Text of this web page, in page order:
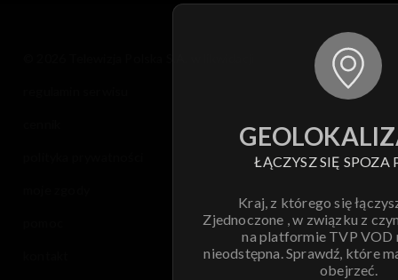
ŁĄCZYSZ SIĘ SPOZA
Kraj, z którego się
Zjednoczone , w związku z
na platformie TVP VOD
nieodstępna. Sprawdź, które
obejrzeć.